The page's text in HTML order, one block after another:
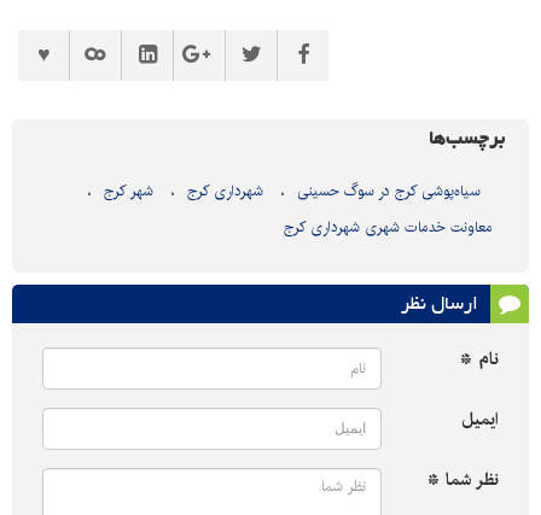
برچسب‌ها
سیاه‌پوشی کرج در سوگ حسینی شهرداری کرج
شهر کرج
معاونت خدمات شهری شهرداری کرج
ارسال نظر
نام *
ایمیل
نظر شما *